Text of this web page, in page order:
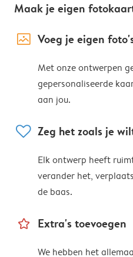
Maak je eigen
image_placeholder Voeg je eigen
Met onze ontwerpen
gepersonaliseerde
aan jou.
heart Zeg het zoals je
Elk ontwerp heeft
verander het,
de baas.
star_outline Extra's toevoegen
We hebben het